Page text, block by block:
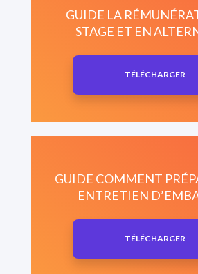
GUIDE LA
STAGE ET EN
TÉLÉCHARGER
GUIDE COMMENT
ENTRETIEN
TÉLÉCHARGER